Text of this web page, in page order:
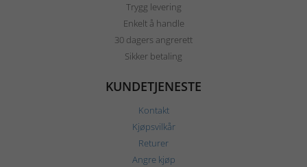
Trygg levering
Enkelt å handle
30 dagers angrerett
Sikker betaling
KUNDETJENESTE
Kontakt
Kjøpsvilkår
Returer
Angre kjøp